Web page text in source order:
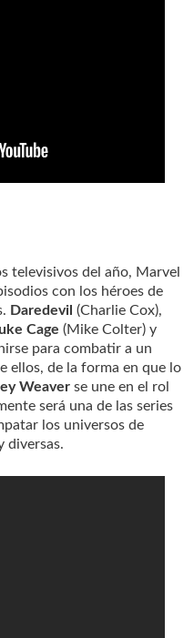
televisivos del año, Marvel
con los héroes de
Daredevil (Charlie Cox),
Cage (Mike Colter) y
para combatir a un
ellos, de la forma en que lo
Weaver se une en el rol
será una de las series
los universos de
diversas.